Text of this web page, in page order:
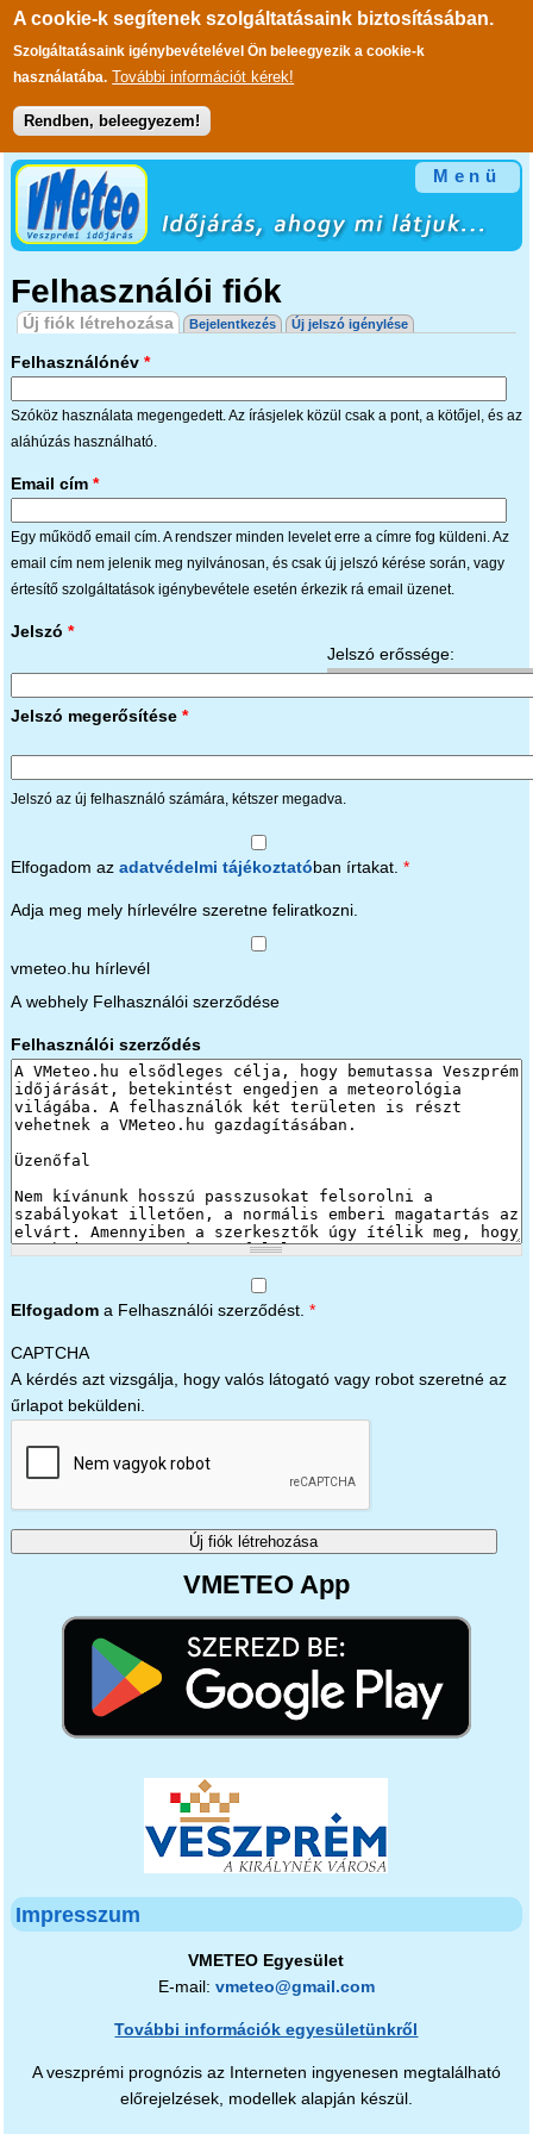
A cookie-k segítenek szolgáltatásaink biztosításában.
Szolgáltatásaink igénybevételével Ön beleegyezik a cookie-k
használatába. További információt kérek!
Rendben, beleegyezem!
Ugrás a tartalomra
Menü
Felhasználói fiók
Elsődleges fülek
Új fiók létrehozása(aktív fül)
Bejelentkezés Új jelszó igénylése
Felhasználónév *
Szóköz használata megengedett. Az írásjelek közül csak a pont, a kötőjel, és az
aláhúzás használható.
Email cím *
Egy működő email cím. A rendszer minden levelet erre a címre fog küldeni. Az
email cím nem jelenik meg nyilvánosan, és csak új jelszó kérése során, vagy
értesítő szolgáltatások igénybevétele esetén érkezik rá email üzenet.
Jelszó erőssége:
Jelszó *
Jelszó megerősítése *
Jelszó az új felhasználó számára, kétszer megadva.
Elfogadom az adatvédelmi tájékoztató ban írtakat. *
Adja meg mely hírlevélre szeretne feliratkozni.
vmeteo.hu hírlevél
A webhely Felhasználói szerződése
Felhasználói szerződés
Elfogadoma Felhasználói szerződést. *
CAPTCHA
A kérdés azt vizsgálja, hogy valós látogató vagy robot szeretné az
űrlapot beküldeni.
VMETEO App
Impresszum
VMETEO Egyesület
E-mail: vmeteo@gmail.com
További információk egyesületünkről
A veszprémi prognózis az Interneten ingyenesen megtalálható
előrejelzések, modellek alapján készül.